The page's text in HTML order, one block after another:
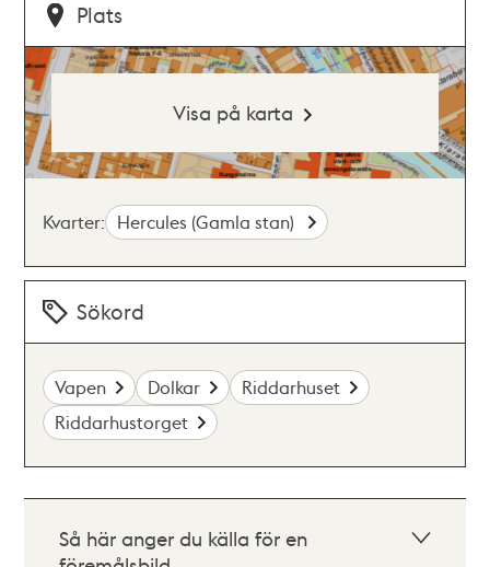
Plats
Visa på karta
Kvarter: Hercules (Gamla stan)
Sökord
Vapen Dolkar
Riddarhuset
Riddarhustorget
Så här anger du källa för en